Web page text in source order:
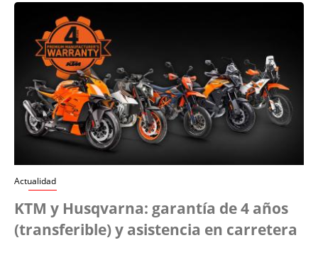
Actualidad
KTM y Husqvarna: garantía de 4 años
(transferible) y asistencia en carretera